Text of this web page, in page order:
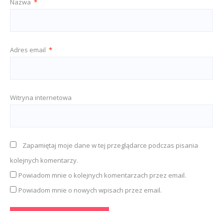
Nazwa *
Adres email *
Witryna internetowa
Zapamiętaj moje dane w tej przeglądarce podczas pisania
kolejnych komentarzy.
Powiadom mnie o kolejnych komentarzach przez email.
Powiadom mnie o nowych wpisach przez email.